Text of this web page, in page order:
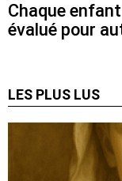
Chaque
évalué pour
LES PLUS LUS